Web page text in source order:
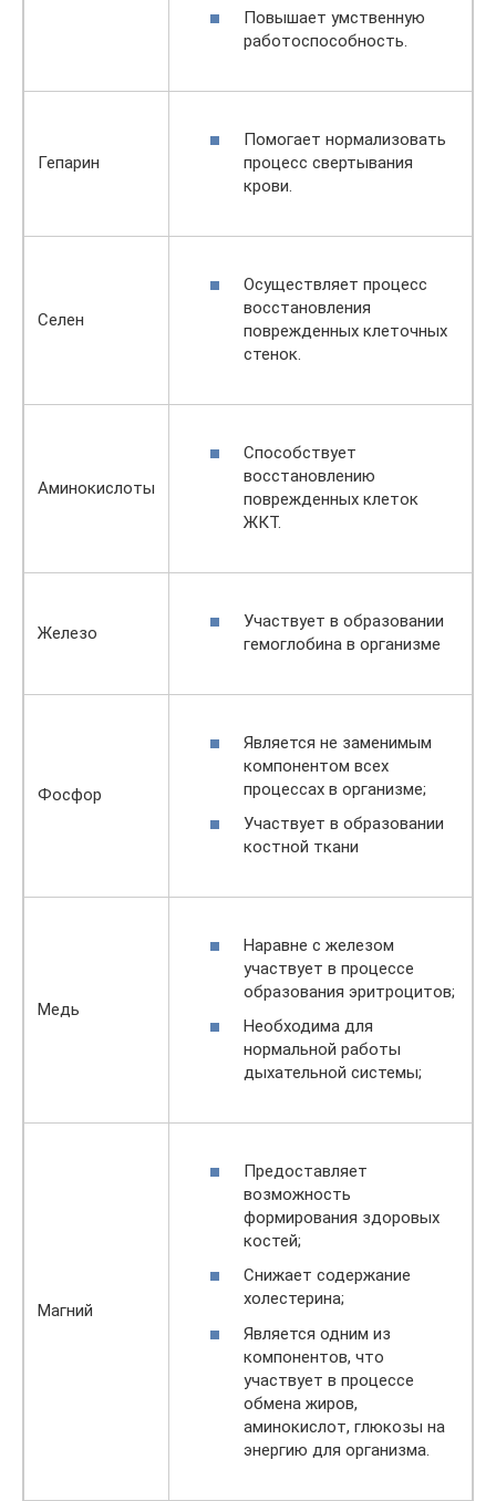
Повышает умственную
работоспособность.
Гепарин
Помогает нормализовать
процесс свертывания
крови.
Селен
Осуществляет процесс
восстановления
поврежденных клеточных
стенок.
Аминокислоты
Способствует
восстановлению
поврежденных клеток
ЖКТ.
Железо
Участвует в образовании
гемоглобина в организме
Фосфор
Является не заменимым
компонентом всех
процессах в организме;
Участвует в образовании
костной ткани
Медь
Наравне с железом
участвует в процессе
образования эритроцитов;
Необходима для
нормальной работы
дыхательной системы;
Магний
Предоставляет
возможность
формирования здоровых
костей;
Снижает содержание
холестерина;
Является одним из
компонентов, что
участвует в процессе
обмена жиров,
аминокислот, глюкозы на
энергию для организма.